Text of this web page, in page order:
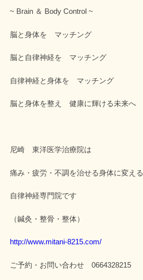
~ Brain ＆ Body Control ~
脳と身体を マッチング
脳と自律神経を マッチング
自律神経と身体を マッチング
脳と身体を整え 健康に輝ける未来へ
尼崎 東洋医学治療院は
痛み・疲労・不調を治せる身体に変える
自律神経専門院です
（鍼灸・整骨・整体）
http://www.mitani-8215.com/
ご予約・お問い合わせ 0664328215